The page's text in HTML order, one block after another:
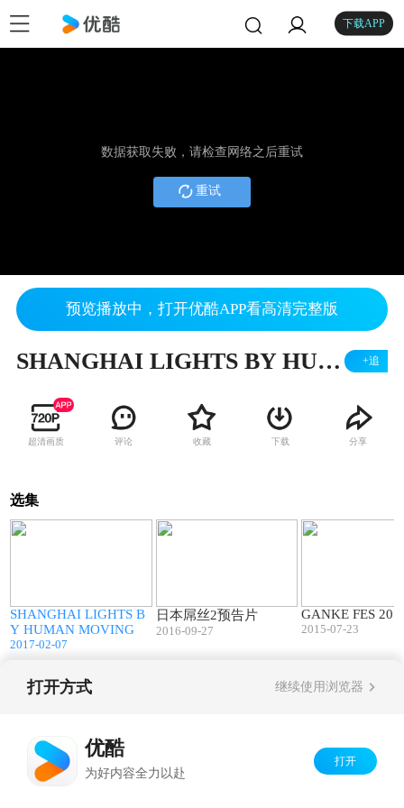
下载APP
数据获取失败，请检查网络之后重试
重试
预览播放中，打开优酷APP看高清完整版
SHANGHAI LIGHTS BY HUMAN MOVING +追
超清画质 评论 收藏 下载 分享
选集
SHANGHAI LIGHTS B
Y HUMAN MOVING
2017-02-07
日本屌丝2预告片
2016-09-27
GANKE FES
2015-07-23
打开方式 继续使用浏览器
优酷
为好内容全力以赴
打开